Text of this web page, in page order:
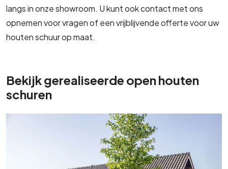
langs in onze showroom. U kunt ook contact met ons
opnemen voor vragen of een vrijblijvende offerte voor uw
houten schuur op maat.
Bekijk gerealiseerde open houten
schuren